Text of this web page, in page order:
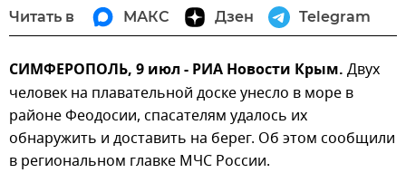
Читать в МАКС Дзен Telegram
СИМФЕРОПОЛЬ, 9 июл - РИА Новости Крым. Двух
человек на плавательной доске унесло в море в
районе Феодосии, спасателям удалось их
обнаружить и доставить на берег. Об этом сообщили
в региональном главке МЧС России.